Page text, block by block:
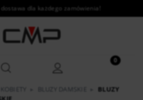
KOBIETY BLUZY DAMSKIE
BLUZY